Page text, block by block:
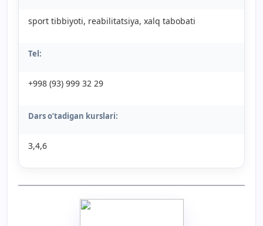
sport tibbiyoti, reabilitatsiya, xalq tabobati
Tel:
+998 (93) 999 32 29
Dars o’tadigan kurslari:
3,4,6